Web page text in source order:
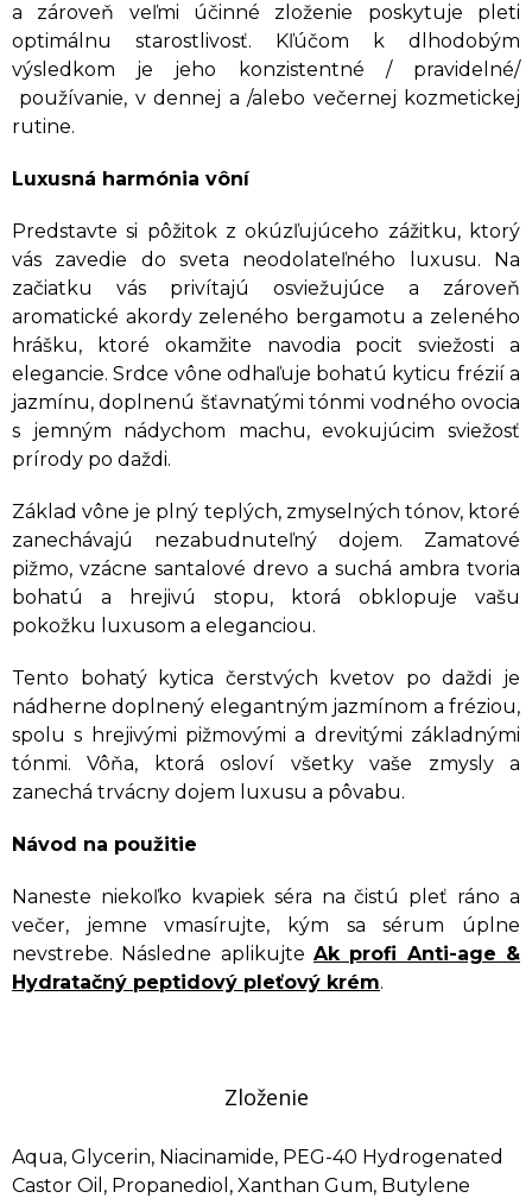
a zároveň veľmi účinné zloženie poskytuje pleti
optimálnu starostlivosť. Kľúčom k dlhodobým
výsledkom je jeho konzistentné / pravidelné/
používanie, v dennej a /alebo večernej kozmetickej
rutine.
Luxusná harmónia vôní
Predstavte si pôžitok z okúzľujúceho zážitku, ktorý
vás zavedie do sveta neodolateľného luxusu. Na
začiatku vás privítajú osviežujúce a zároveň
aromatické akordy zeleného bergamotu a zeleného
hrášku, ktoré okamžite navodia pocit sviežosti a
elegancie. Srdce vône odhaľuje bohatú kyticu frézií a
jazmínu, doplnenú šťavnatými tónmi vodného ovocia
s jemným nádychom machu, evokujúcim sviežosť
prírody po daždi.
Základ vône je plný teplých, zmyselných tónov, ktoré
zanechávajú nezabudnuteľný dojem. Zamatové
pižmo, vzácne santalové drevo a suchá ambra tvoria
bohatú a hrejivú stopu, ktorá obklopuje vašu
pokožku luxusom a eleganciou.
Tento bohatý kytica čerstvých kvetov po daždi je
nádherne doplnený elegantným jazmínom a fréziou,
spolu s hrejivými pižmovými a drevitými základnými
tónmi. Vôňa, ktorá osloví všetky vaše zmysly a
zanechá trvácny dojem luxusu a pôvabu.
Návod na použitie
Naneste niekoľko kvapiek séra na čistú pleť ráno a
večer, jemne vmasírujte, kým sa sérum úplne
nevstrebe. Následne aplikujte Ak profi Anti-age &
Hydratačný peptidový pleťový krém.
Zloženie
Aqua, Glycerin, Niacinamide, PEG-40 Hydrogenated
Castor Oil, Propanediol, Xanthan Gum, Butylene